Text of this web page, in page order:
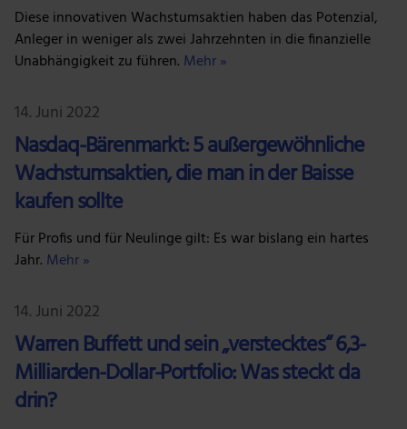
Diese innovativen Wachstumsaktien haben das Potenzial,
Anleger in weniger als zwei Jahrzehnten in die finanzielle
Unabhängigkeit zu führen. Mehr »
14. Juni 2022
Nasdaq-Bärenmarkt: 5 außergewöhnliche
Wachstumsaktien, die man in der Baisse
kaufen sollte
Für Profis und für Neulinge gilt: Es war bislang ein hartes
Jahr. Mehr »
14. Juni 2022
Warren Buffett und sein „verstecktes“ 6,3-
Milliarden-Dollar-Portfolio: Was steckt da
drin?